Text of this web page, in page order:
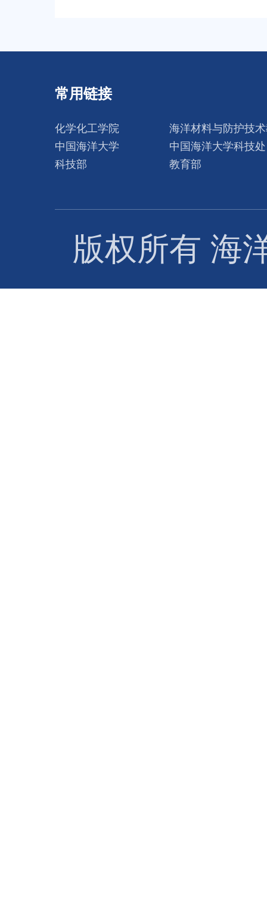
常用链接
化学化工学院
海洋材料与防护技
中国海洋大学
中国海洋大学科技处
科技部
教育部
版权所有 海